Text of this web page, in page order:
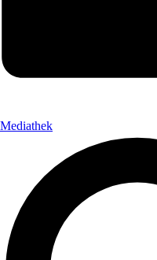
Mediathek